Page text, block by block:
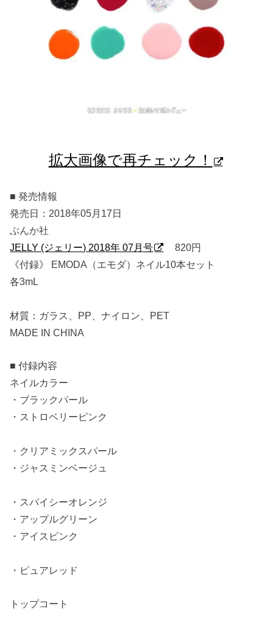
拡大画像で再チェック！
■ 発売情報
発売日：2018年05月17日
ぶんか社
JELLY (ジェリー) 2018年 07月号
820円
《付録》 EMODA（エモダ）ネイル10本セット
各3mL
材質：ガラス、PP、ナイロン、PET
MADE IN CHINA
■ 付録内容
ネイルカラー
・ブラックパール
・ストロベリーピンク
・クリアミックスパール
・ジャスミンベージュ
・スパイシーオレンジ
・アップルグリーン
・アイスピンク
・ピュアレッド
トップコート